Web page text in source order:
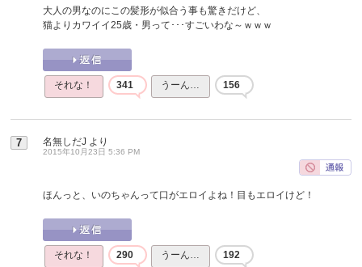
大人の男なのにこの髪形が似合う事も驚きだけど、
猫よりカワイイ25歳・男って･･･すごいわな～ｗｗｗ
それな！ 341 うーん… 156
7 名無しだJ より
2015年10月23日 5:36 PM
ほんっと、いのちゃんって口がエロイよね！目もエロイけど！
それな！ 290 うーん… 192